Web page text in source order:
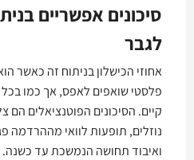
סיכונים אפשריים
לגבר
אחוזי הכישלון בניתוח זה כאשר
פלסטי שואפים לאפס, אך כמו בכל
קיים. הסיכונים הפוטנציאלים הם
נוזלים, תופעות לוואי מההרדמה
ואיבוד תחושה הנמשכת עד כשנה.